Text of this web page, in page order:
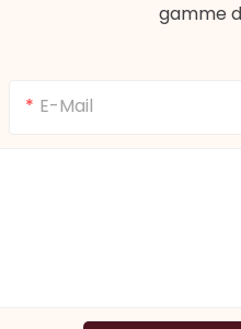
gamme
E-Mail